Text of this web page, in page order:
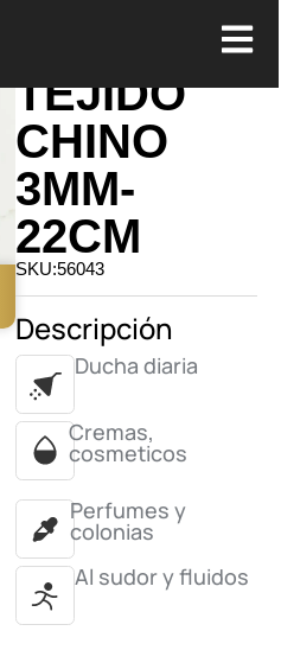
PULSERA
TEJIDO
CHINO
3MM-
22CM
SKU:56043
Descripción
Ducha diaria
Cremas,
cosmeticos
Perfumes y
colonias
Al sudor y fluidos